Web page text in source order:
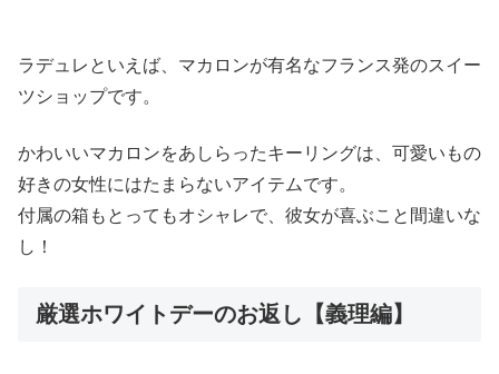
ラデュレといえば、マカロンが有名なフランス発のスイー
ツショップです。
かわいいマカロンをあしらったキーリングは、可愛いもの
好きの女性にはたまらないアイテムです。
付属の箱もとってもオシャレで、彼女が喜ぶこと間違いな
し！
厳選ホワイトデーのお返し【義理編】